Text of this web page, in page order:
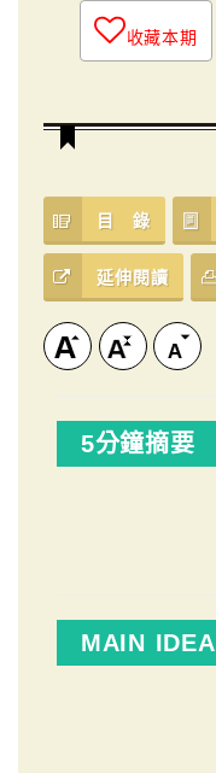
收藏本期
目 錄
延伸閱讀
5分鐘摘要
MAIN IDEA